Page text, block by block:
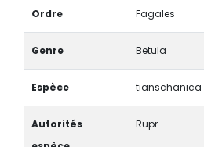
Ordre Fagales
Genre Betula
Espèce tianschanica
Autorités
Rupr.